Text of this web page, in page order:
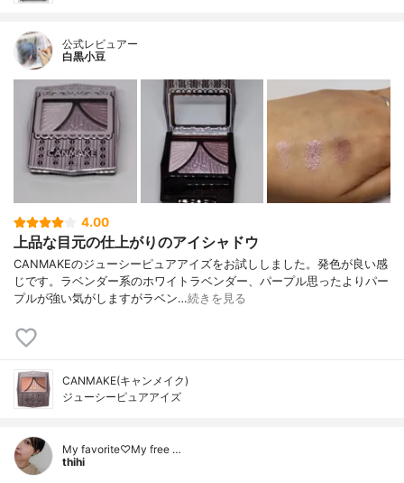
公式レビュアー
白黒小豆
4.00
上品な目元の仕上がりのアイシャドウ
CANMAKEのジューシーピュアアイズをお試ししました。発色が良い感
じです。ラベンダー系のホワイトラベンダー、パープル思ったよりパー
プルが強い気がしますがラベン…続きを見る
CANMAKE(キャンメイク)
ジューシーピュアアイズ
My favorite♡My free …
thihi